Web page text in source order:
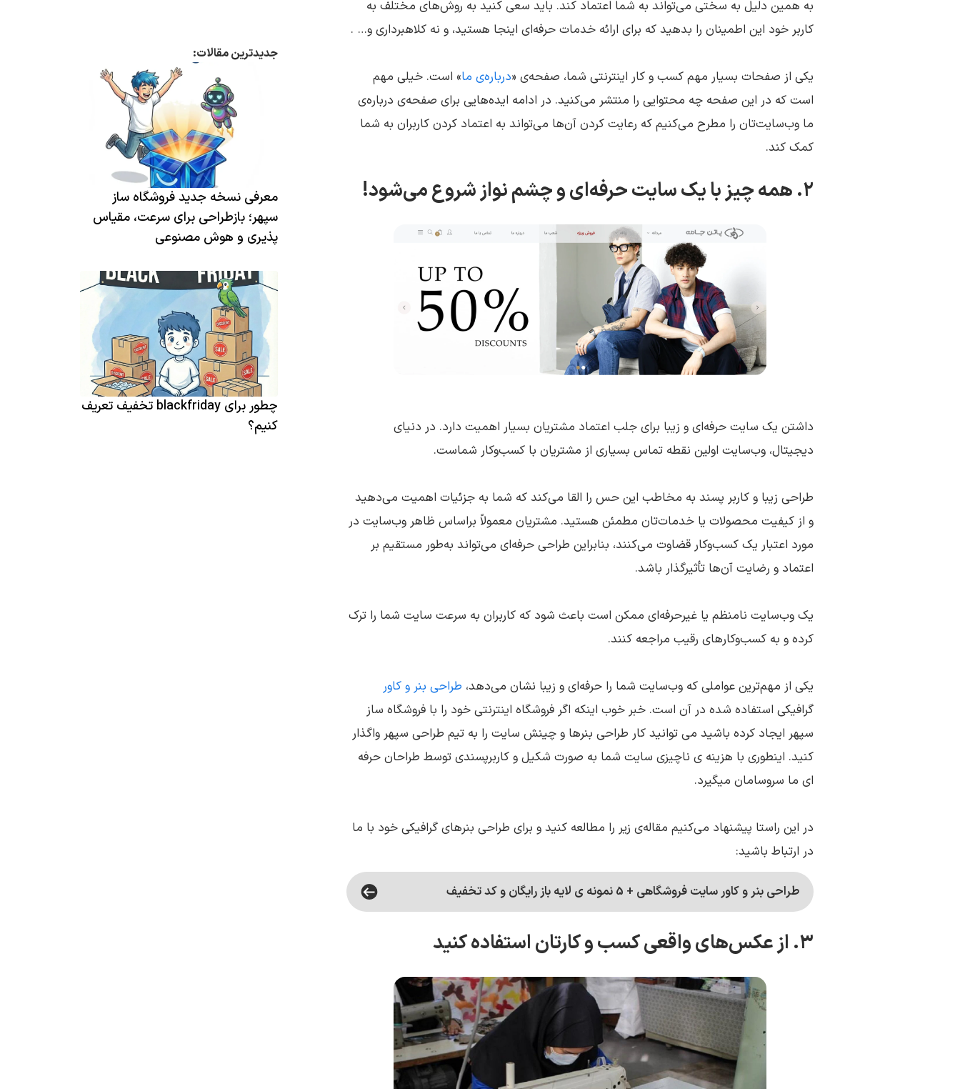
به همین دلیل به سختی می‌تواند به شما اعتماد کند. باید سعی کنید به روش‌های مختلف به
کاربر خود این اطمینان را بدهید که برای ارائه خدمات حرفه‌ای اینجا هستید، و نه کلاهبرداری و… .
یکی از صفحات بسیار مهم کسب و کار اینترنتی شما، صفحه‌ی «درباره‌‌ی ما» است. خیلی مهم
است که در این صفحه چه محتوایی را منتشر می‌کنید. در ادامه ایده‌هایی برای صفحه‌ی درباره‌ی
ما وب‌سایت‌تان را مطرح می‌کنیم که رعایت کردن آن‌ها می‌تواند به اعتماد کردن کاربران به شما
کمک کند.
۲. همه چیز با یک سایت حرفه‌ای و چشم نواز شروع می‌شود!
داشتن یک سایت حرفه‌ای و زیبا برای جلب اعتماد مشتریان بسیار اهمیت دارد. در دنیای
دیجیتال، وب‌سایت اولین نقطه تماس بسیاری از مشتریان با کسب‌وکار شماست.
طراحی زیبا و کاربر پسند به مخاطب این حس را القا می‌کند که شما به جزئیات اهمیت می‌دهید
و از کیفیت محصولات یا خدمات‌تان مطمئن هستید. مشتریان معمولاً براساس ظاهر وب‌سایت در
مورد اعتبار یک کسب‌وکار قضاوت می‌کنند، بنابراین طراحی حرفه‌ای می‌تواند به‌طور مستقیم بر
اعتماد و رضایت آن‌ها تأثیرگذار باشد.
یک وب‌سایت نامنظم یا غیرحرفه‌ای ممکن است باعث شود که کاربران به سرعت سایت شما را ترک
کرده و به کسب‌وکارهای رقیب مراجعه کنند.
یکی از مهم‌ترین عواملی که وب‌سایت شما را حرفه‌ای و زیبا نشان می‌دهد، طراحی بنر و کاور
گرافیکی استفاده شده در آن است. خبر خوب اینکه اگر فروشگاه اینترنتی خود را با فروشگاه ساز
سپهر ایجاد کرده باشید می توانید کار طراحی بنرها و چینش سایت را به تیم طراحی سپهر واگذار
کنید. اینطوری با هزینه ی ناچیزی سایت شما به صورت شکیل و کاربرپسندی توسط طراحان حرفه
ای ما سروسامان میگیرد.
در این راستا پیشنهاد می‌کنیم مقاله‌ی زیر را مطالعه کنید و برای طراحی بنرهای گرافیکی خود با ما
در ارتباط باشید:
طراحی بنر و کاور سایت فروشگاهی + 5 نمونه ی لایه باز رایگان و کد تخفیف
۳. از عکس‌های واقعی کسب و کارتان استفاده کنید
جدیدترین مقالات:
معرفی نسخه جدید فروشگاه ساز
سپهر؛ بازطراحی برای سرعت، مقیاس
پذیری و هوش مصنوعی
چطور برای blackfriday تخفیف تعریف
کنیم؟